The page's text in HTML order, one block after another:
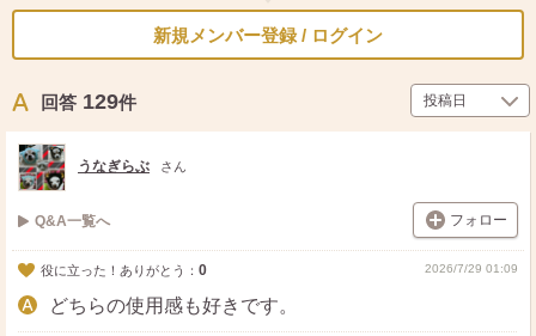
新規メンバー登録 / ログイン
回答 129件
うなぎらぶ さん
Q&A一覧へ フォロー
役に立った！ありがとう： 0 2026/7/29 01:09
どちらの使用感も好きです。